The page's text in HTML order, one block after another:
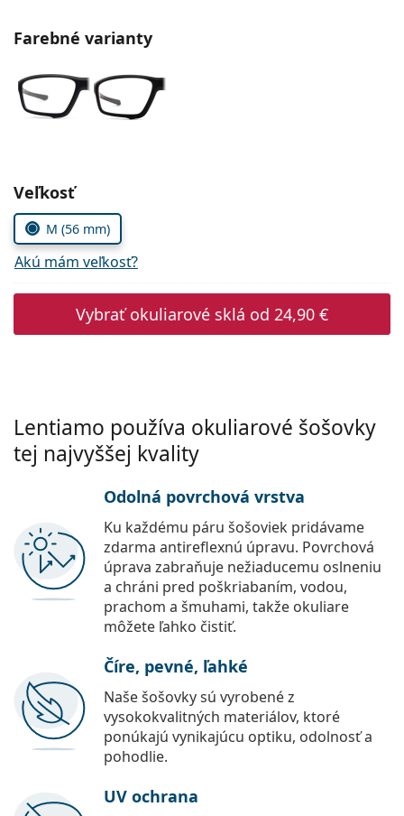
Prada
Všetky značky
Farebné varianty
Zvoľte parametre
Veľkosť
M (56 mm)
Akú mám veľkosť?
Vybrať okuliarové sklá od 24,90 €
Lentiamo používa okuliarové šošovky
tej najvyššej kvality
Odolná povrchová vrstva
Ku každému páru šošoviek pridávame
zdarma antireflexnú úpravu. Povrchová
úprava zabraňuje nežiaducemu oslneniu
a chráni pred poškriabaním, vodou,
prachom a šmuhami, takže okuliare
môžete ľahko čistiť.
Číre, pevné, ľahké
Naše šošovky sú vyrobené z
vysokokvalitných materiálov, ktoré
ponúkajú vynikajúcu optiku, odolnosť a
pohodlie.
UV ochrana